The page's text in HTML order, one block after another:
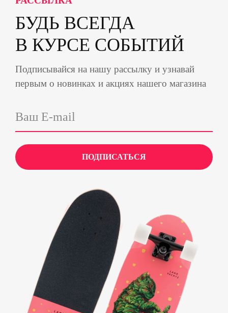
БУДЬ ВСЕГДА
В КУРСЕ СОБЫТИЙ
Подписывайся на нашу рассылку и узнавай
первым о новинках и акциях нашего магазина